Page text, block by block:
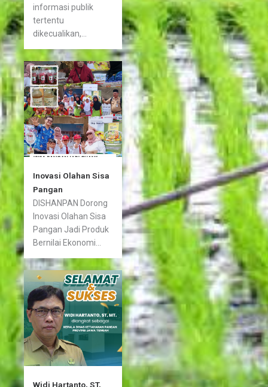
informasi publik
tertentu
dikecualikan,...
Inovasi Olahan Sisa
Pangan
DISHANPAN Dorong
Inovasi Olahan Sisa
Pangan Jadi Produk
Bernilai Ekonomi...
Widi Hartanto, ST,